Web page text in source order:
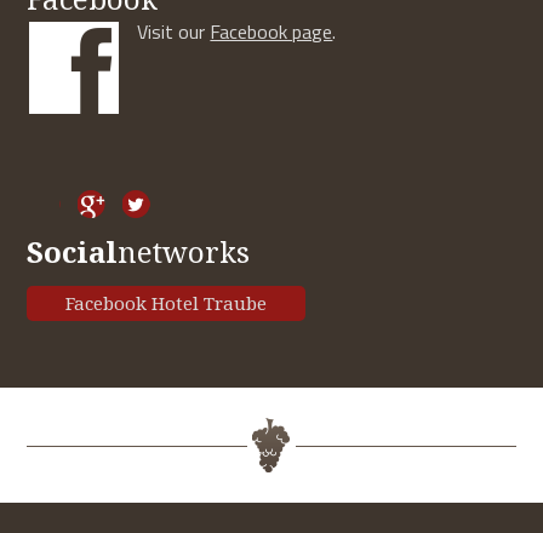
Visit our Facebook page.
Socialnetworks
Facebook Hotel Traube